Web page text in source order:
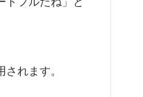
れます。